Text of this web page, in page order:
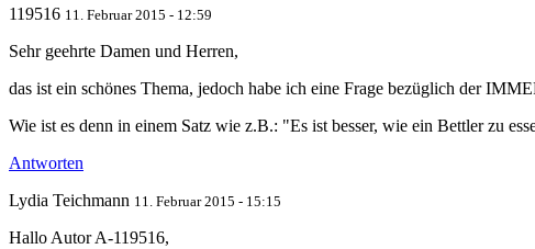
119516 11. Februar 2015 - 12:59
Sehr geehrte Damen und Herren,
das ist ein schönes Thema, jedoch habe ich eine Frage bezüglich der
Wie ist es denn in einem Satz wie z.B.: "Es ist besser, wie ein Bettler zu
Antworten
Lydia Teichmann 11. Februar 2015 - 15:15
Hallo Autor A-119516,